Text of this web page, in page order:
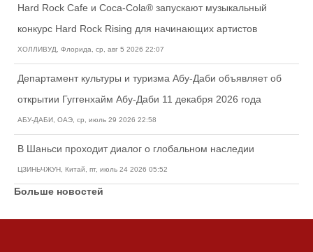
Hard Rock Cafe и Coca-Cola® запускают музыкальный
конкурс Hard Rock Rising для начинающих артистов
ХОЛЛИВУД, Флорида, ср, авг 5 2026 22:07
Департамент культуры и туризма Абу-Даби объявляет об
открытии Гуггенхайм Абу-Даби 11 декабря 2026 года
АБУ-ДАБИ, ОАЭ, ср, июль 29 2026 22:58
В Шаньси проходит диалог о глобальном наследии
ЦЗИНЬЧЖУН, Китай, пт, июль 24 2026 05:52
Больше новостей